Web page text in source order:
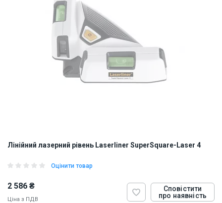
Лінійний лазерний рівень Laserliner SuperSquare-Laser 4
Оцінити товар
2 586 ₴
Ціна з ПДВ
Сповістити
про наявність